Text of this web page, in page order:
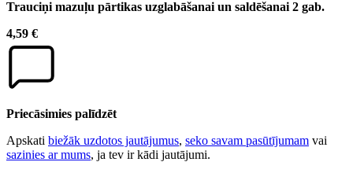
Trauciņi mazuļu pārtikas uzglabāšanai un saldēšanai 2 gab.
4,59 €
Priecāsimies palīdzēt
Apskati biežāk uzdotos jautājumus, seko savam pasūtījumam vai
sazinies ar mums, ja tev ir kādi jautājumi.